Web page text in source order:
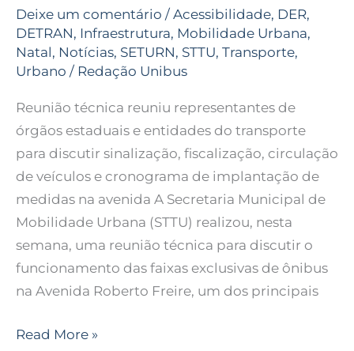
Deixe um comentário / Acessibilidade, DER,
DETRAN, Infraestrutura, Mobilidade Urbana,
Natal, Notícias, SETURN, STTU, Transporte,
Urbano / Redação Unibus
Reunião técnica reuniu representantes de
órgãos estaduais e entidades do transporte
para discutir sinalização, fiscalização, circulação
de veículos e cronograma de implantação de
medidas na avenida A Secretaria Municipal de
Mobilidade Urbana (STTU) realizou, nesta
semana, uma reunião técnica para discutir o
funcionamento das faixas exclusivas de ônibus
na Avenida Roberto Freire, um dos principais
Read More »